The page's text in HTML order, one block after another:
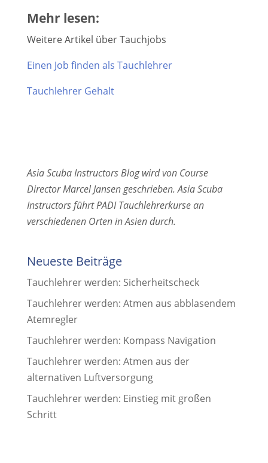
Mehr lesen:
Weitere Artikel über Tauchjobs
Einen Job finden als Tauchlehrer
Tauchlehrer Gehalt
Asia Scuba Instructors Blog wird von Course
Director Marcel Jansen geschrieben. Asia Scuba
Instructors führt PADI Tauchlehrerkurse an
verschiedenen Orten in Asien durch.
Neueste Beiträge
Tauchlehrer werden: Sicherheitscheck
Tauchlehrer werden: Atmen aus abblasendem
Atemregler
Tauchlehrer werden: Kompass Navigation
Tauchlehrer werden: Atmen aus der
alternativen Luftversorgung
Tauchlehrer werden: Einstieg mit großen
Schritt